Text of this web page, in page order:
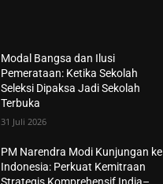
Modal Bangsa dan Ilusi
Pemerataan: Ketika Sekolah
Seleksi Dipaksa Jadi Sekolah
Terbuka
31 Juli 2026
PM Narendra Modi Kunjungan ke
Indonesia: Perkuat Kemitraan